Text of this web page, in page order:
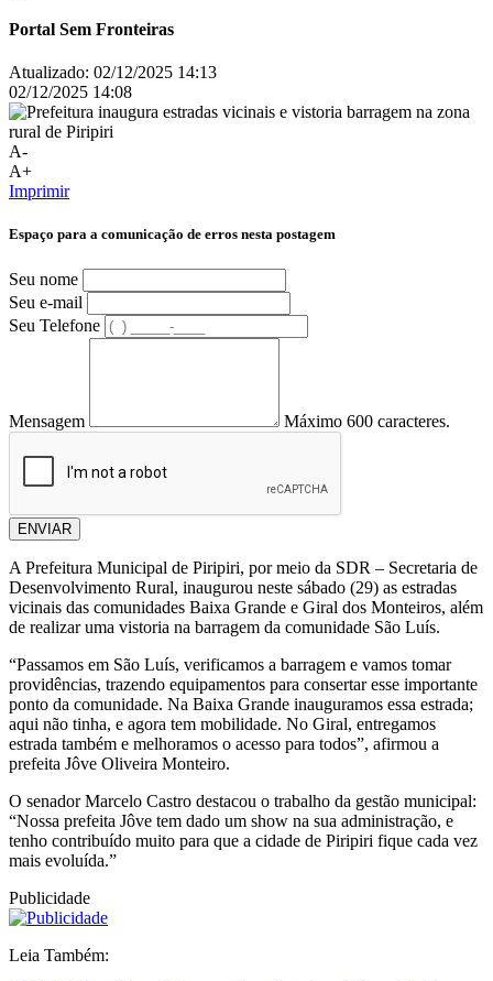
Portal Sem Fronteiras
Atualizado: 02/12/2025 14:13
02/12/2025 14:08
A-
A+
Imprimir
Espaço para a comunicação de erros nesta postagem
Seu nome
Seu e-mail
Seu Telefone
Mensagem Máximo 600 caracteres.
ENVIAR
A Prefeitura Municipal de Piripiri, por meio da SDR – Secretaria de
Desenvolvimento Rural, inaugurou neste sábado (29) as estradas
vicinais das comunidades Baixa Grande e Giral dos Monteiros, além
de realizar uma vistoria na barragem da comunidade São Luís.
“Passamos em São Luís, verificamos a barragem e vamos tomar
providências, trazendo equipamentos para consertar esse importante
ponto da comunidade. Na Baixa Grande inauguramos essa estrada;
aqui não tinha, e agora tem mobilidade. No Giral, entregamos
estrada também e melhoramos o acesso para todos”, afirmou a
prefeita Jôve Oliveira Monteiro.
O senador Marcelo Castro destacou o trabalho da gestão municipal:
“Nossa prefeita Jôve tem dado um show na sua administração, e
tenho contribuído muito para que a cidade de Piripiri fique cada vez
mais evoluída.”
Publicidade
Leia Também: